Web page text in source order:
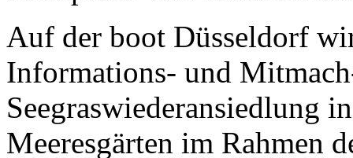
Auf der boot Düsseldorf
Informations- und
Seegraswiederansiedlung
Meeresgärten im Rahmen